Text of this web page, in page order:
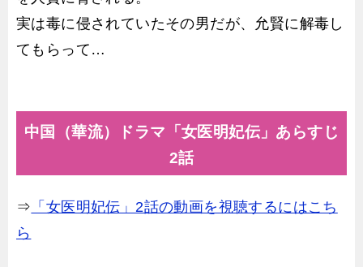
実は毒に侵されていたその男だが、允賢に解毒し
てもらって…
中国（華流）ドラマ「女医明妃伝」あらすじ
2話
⇒ 「女医明妃伝」2話の動画を視聴するにはこち
ら